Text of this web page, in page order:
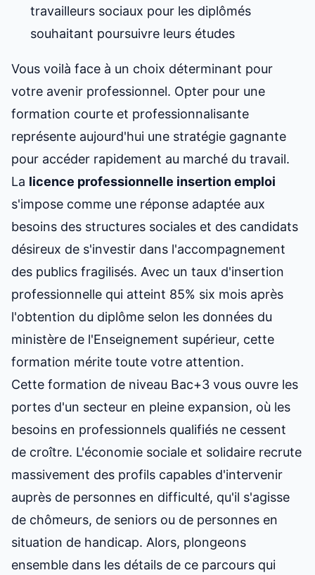
travailleurs sociaux pour les diplômés
souhaitant poursuivre leurs études
Vous voilà face à un choix déterminant pour
votre avenir professionnel. Opter pour une
formation courte et professionnalisante
représente aujourd'hui une stratégie gagnante
pour accéder rapidement au marché du travail.
La licence professionnelle insertion emploi
s'impose comme une réponse adaptée aux
besoins des structures sociales et des candidats
désireux de s'investir dans l'accompagnement
des publics fragilisés. Avec un taux d'insertion
professionnelle qui atteint 85% six mois après
l'obtention du diplôme selon les données du
ministère de l'Enseignement supérieur, cette
formation mérite toute votre attention.
Cette formation de niveau Bac+3 vous ouvre les
portes d'un secteur en pleine expansion, où les
besoins en professionnels qualifiés ne cessent
de croître. L'économie sociale et solidaire recrute
massivement des profils capables d'intervenir
auprès de personnes en difficulté, qu'il s'agisse
de chômeurs, de seniors ou de personnes en
situation de handicap. Alors, plongeons
ensemble dans les détails de ce parcours qui